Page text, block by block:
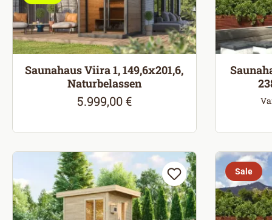
Saunahaus Viira 1, 149,6x201,6,
Naturbelassen
Regulärer Preis:
5.999,00 €
Sale